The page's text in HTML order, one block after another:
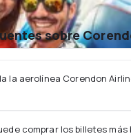
sobre
la aerolínea Corendon
comprar los billetes